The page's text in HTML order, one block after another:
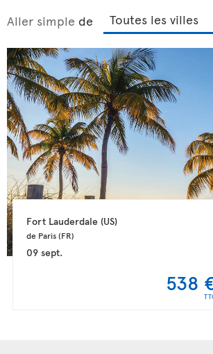
Aller simple de
Fort Lauderdale (US)
de Paris (FR)
09 sept.
538